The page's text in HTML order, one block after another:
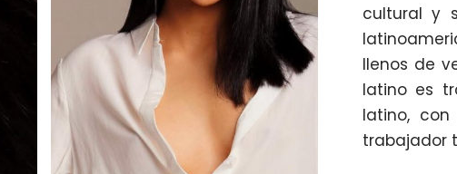
cultural y
llenos de
latino es
latino,
trabajador